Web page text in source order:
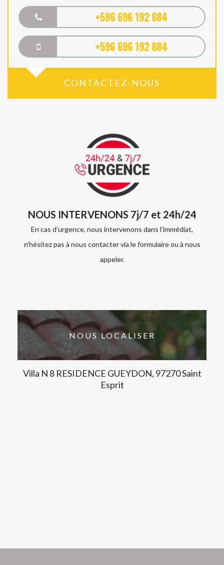
+596 696 192 884
+596 696 192 884
CONTACTEZ-NOUS
NOUS INTERVENONS 7j/7 et 24h/24
En cas d’urgence, nous intervenons dans l’immédiat,
n’hésitez pas à nous contacter via le formulaire ou à nous
appeler.
NOUS LOCALISER
Villa N 8 RESIDENCE GUEYDON, 97270 Saint
Esprit